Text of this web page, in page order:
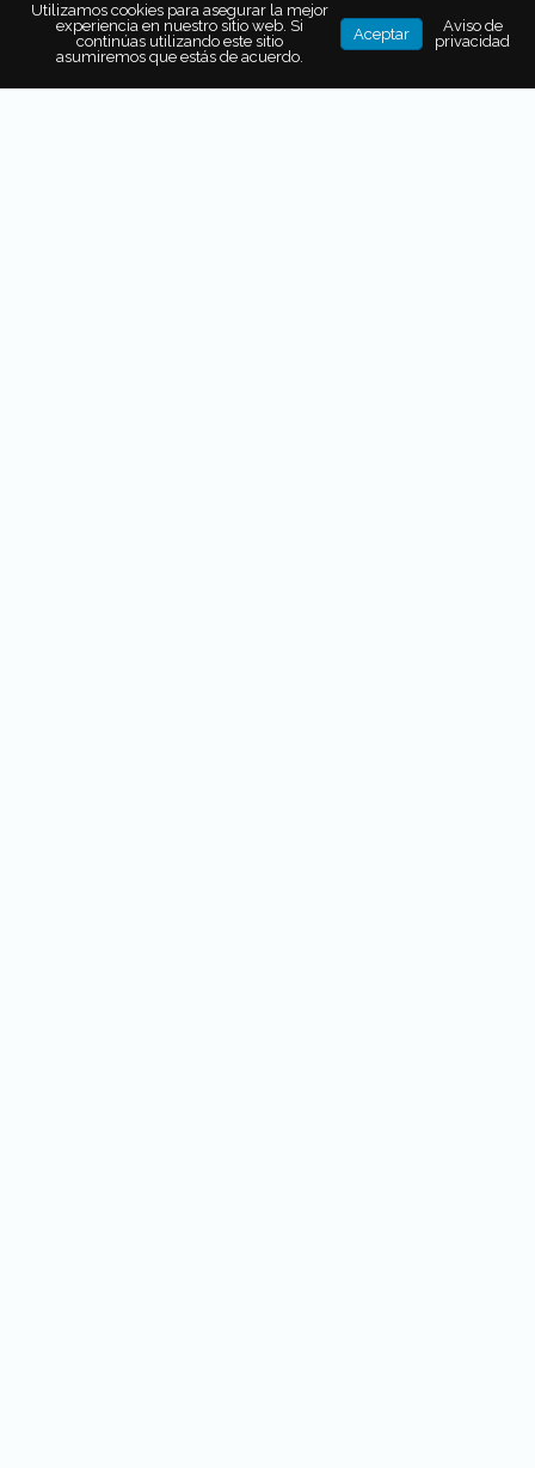
Utilizamos cookies para asegurar la mejor
experiencia en nuestro sitio web. Si
continúas utilizando este sitio
asumiremos que estás de acuerdo.
Aceptar
Aviso de
privacidad